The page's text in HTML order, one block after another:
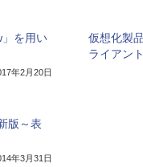
を用い
年2月20日
仮想化製
ライアン
版～表
年3月31日